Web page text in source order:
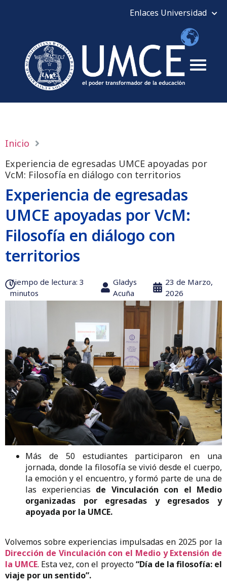
Inicio
Experiencia de egresadas UMCE apoyadas por
VcM: Filosofía en diálogo con territorios
Experiencia de egresadas
UMCE apoyadas por VcM:
Filosofía en diálogo con
territorios
Tiempo de lectura:‎ 3
minutos
Gladys
Acuña
23 de Marzo,
2026
Más de 50 estudiantes participaron en una
jornada, donde la filosofía se vivió desde el cuerpo,
la emoción y el encuentro, y formó parte de una de
las experiencias de Vinculación con el Medio
organizadas por egresadas y egresados y
apoyada por la UMCE.
Volvemos sobre experiencias impulsadas en 2025 por la
Dirección de Vinculación con el Medio y Extensión de
la UMCE. Esta vez, con el proyecto“Día de la filosofía: el
viaje por un sentido”.